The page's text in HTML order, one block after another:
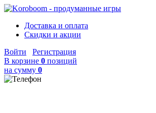
Доставка и оплата
Скидки и акции
Войти
Регистрация
В корзине 0 позиций
на сумму 0